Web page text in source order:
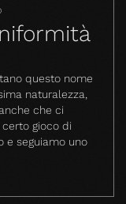
questo nome
naturalezza,
che ci
gioco di
e seguiamo uno